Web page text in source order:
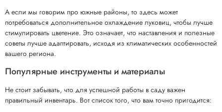
А если мы говорим про южные районы, то здесь может
потребоваться дополнительное охлаждение луковиц, чтобы лучше
стимулировать цветение. Это означает, что наставления и полезные
советы лучше адаптировать, исходя из климатических особенностей
вашего региона.
Популярные инструменты и материалы
Не стоит забывать, что для успешной работы в саду важен
правильный инвентарь. Вот список того, что вам точно пригодится: